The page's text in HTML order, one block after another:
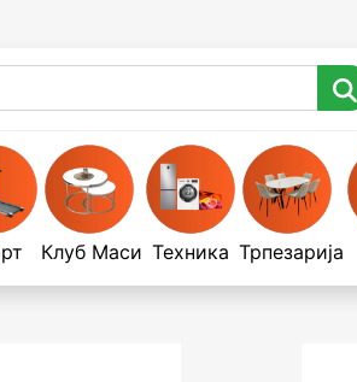
Клуб Маси Техника Трпезарија